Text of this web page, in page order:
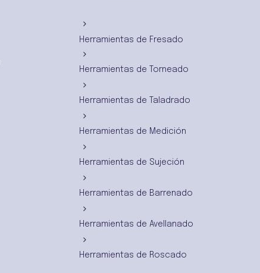
Herramientas de Fresado
Herramientas de Torneado
Herramientas de Taladrado
Herramientas de Medición
Herramientas de Sujeción
Herramientas de Barrenado
Herramientas de Avellanado
Herramientas de Roscado